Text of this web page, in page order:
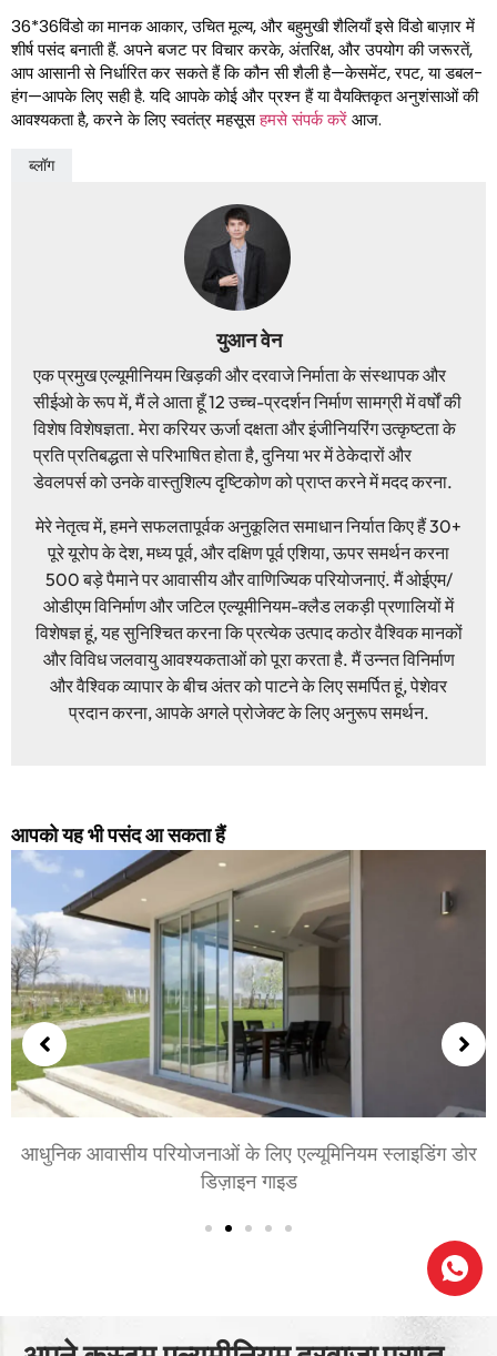
36*36विंडो का मानक आकार, उचित मूल्य, और बहुमुखी शैलियाँ इसे विंडो बाज़ार में
शीर्ष पसंद बनाती हैं. अपने बजट पर विचार करके, अंतरिक्ष, और उपयोग की जरूरतें,
आप आसानी से निर्धारित कर सकते हैं कि कौन सी शैली है—केसमेंट, रपट, या डबल-
हंग—आपके लिए सही है. यदि आपके कोई और प्रश्न हैं या वैयक्तिकृत अनुशंसाओं की
आवश्यकता है, करने के लिए स्वतंत्र महसूसहमसे संपर्क करेंआज.
ब्लॉग
युआन वेन
एक प्रमुख एल्यूमीनियम खिड़की और दरवाजे निर्माता के संस्थापक और
सीईओ के रूप में, मैं ले आता हूँ 12 उच्च-प्रदर्शन निर्माण सामग्री में वर्षों की
विशेष विशेषज्ञता. मेरा करियर ऊर्जा दक्षता और इंजीनियरिंग उत्कृष्टता के
प्रति प्रतिबद्धता से परिभाषित होता है, दुनिया भर में ठेकेदारों और
डेवलपर्स को उनके वास्तुशिल्प दृष्टिकोण को प्राप्त करने में मदद करना.
मेरे नेतृत्व में, हमने सफलतापूर्वक अनुकूलित समाधान निर्यात किए हैं 30+
पूरे यूरोप के देश, मध्य पूर्व, और दक्षिण पूर्व एशिया, ऊपर समर्थन करना
500 बड़े पैमाने पर आवासीय और वाणिज्यिक परियोजनाएं. मैं ओईएम/
ओडीएम विनिर्माण और जटिल एल्यूमीनियम-क्लैड लकड़ी प्रणालियों में
विशेषज्ञ हूं, यह सुनिश्चित करना कि प्रत्येक उत्पाद कठोर वैश्विक मानकों
और विविध जलवायु आवश्यकताओं को पूरा करता है. मैं उन्नत विनिर्माण
और वैश्विक व्यापार के बीच अंतर को पाटने के लिए समर्पित हूं, पेशेवर
प्रदान करना, आपके अगले प्रोजेक्ट के लिए अनुरूप समर्थन.
आपको यह भी पसंद आ सकता हैं
के लिए एल्यूमिनियम स्लाइडिंग डोर
शयनकक्षों और बैठक